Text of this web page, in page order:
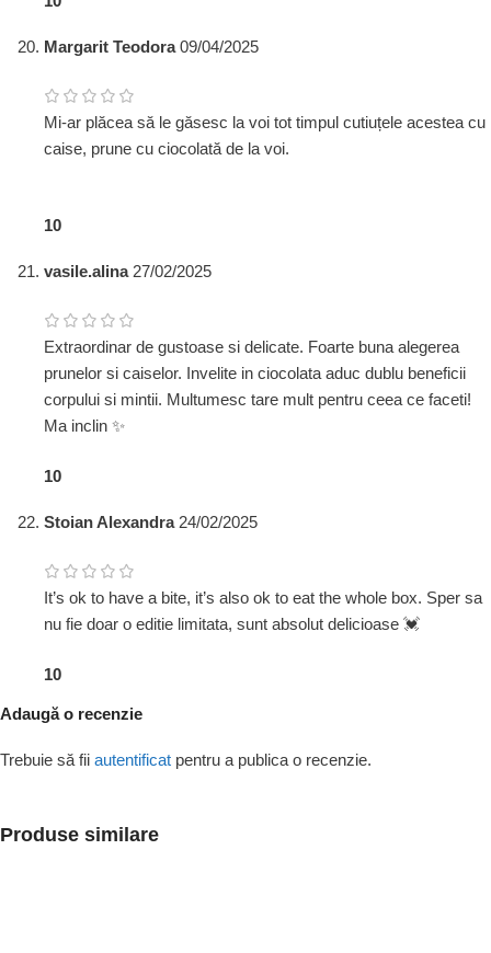
Margarit Teodora09/04/2025
Mi-ar plăcea să le găsesc la voi tot timpul cutiuțele acestea cu
caise, prune cu ciocolată de la voi.
10
vasile.alina 27/02/2025
Extraordinar de gustoase si delicate. Foarte buna alegerea
prunelor si caiselor. Invelite in ciocolata aduc dublu beneficii
corpului si mintii. Multumesc tare mult pentru ceea ce faceti!
Ma inclin ✨️
10
Stoian Alexandra 24/02/2025
It’s ok to have a bite, it’s also ok to eat the whole box. Sper sa
nu fie doar o editie limitata, sunt absolut delicioase 💓
10
Adaugă o recenzie
Trebuie să fii autentificat pentru a publica o recenzie.
Produse similare